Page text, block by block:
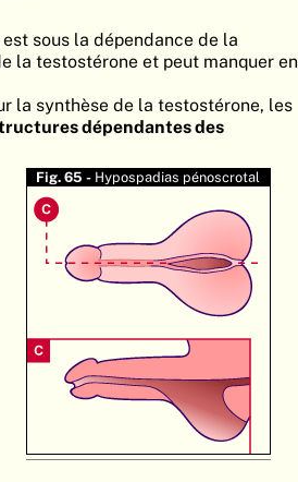
est sous la dépendance de la
la testostérone et peut manquer en
la synthèse de la testostérone, les
dépendantes des
Fig. 65 - Hypospadias pénoscrotal